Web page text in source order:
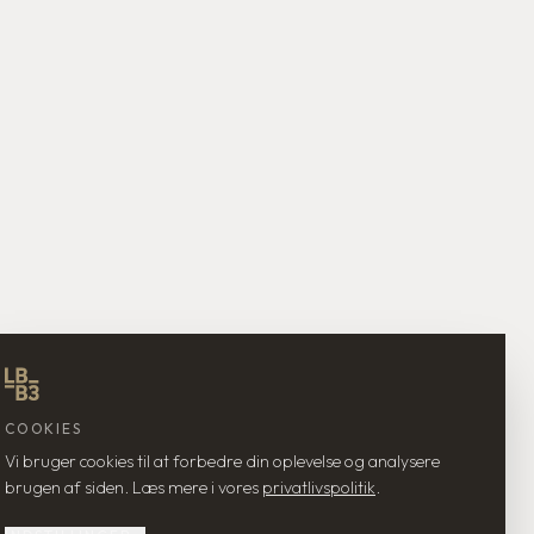
COOKIES
Vi bruger cookies til at forbedre din oplevelse og analysere
brugen af siden. Læs mere i vores privatlivspolitik.